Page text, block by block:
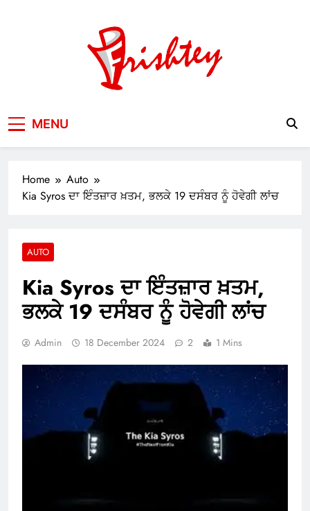
MENU
Home
Auto
Kia Syros ਦਾ ਇੰਤਜ਼ਾਰ ਖ਼ਤਮ, ਭਲਕੇ 19 ਦਸੰਬਰ ਨੂੰ ਹੋਵੇਗੀ ਲਾਂਚ
AUTO
Kia Syros ਦਾ ਇੰਤਜ਼ਾਰ ਖ਼ਤਮ,
ਭਲਕੇ 19 ਦਸੰਬਰ ਨੂੰ ਹੋਵੇਗੀ ਲਾਂਚ
Admin 18 December 2024 2 1 Mins